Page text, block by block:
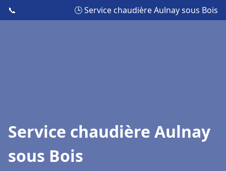
📞 🕒 Service chaudière Aulnay sous Bois
Service chaudière Aulnay
sous Bois